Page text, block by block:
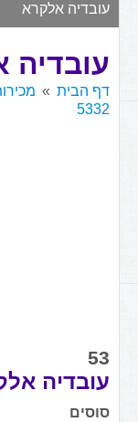
עובדיה אלקרא
עובדיה
דף הבית
5332
53
עובדיה
סוסים